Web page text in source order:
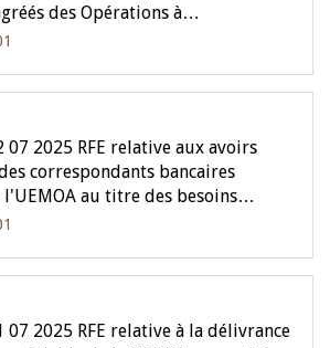
des Opérations à…
2025 RFE relative aux avoirs
correspondants bancaires
l'UEMOA au titre des besoins…
2025 RFE relative à la délivrance